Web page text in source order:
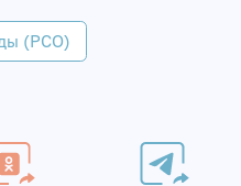
(РСО)